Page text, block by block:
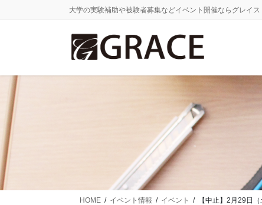
に
動
ョ
に
移
動
大学の実験補助や被験者募集などイベント開催ならグレイス
HOME イベント情報 イベント 【中止】2月29日